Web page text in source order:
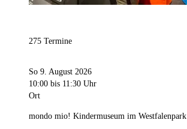
275 Termine
So 9. August 2026
10:00 bis 11:30 Uhr
Ort
mondo mio! Kindermuseum im Westfalenpark